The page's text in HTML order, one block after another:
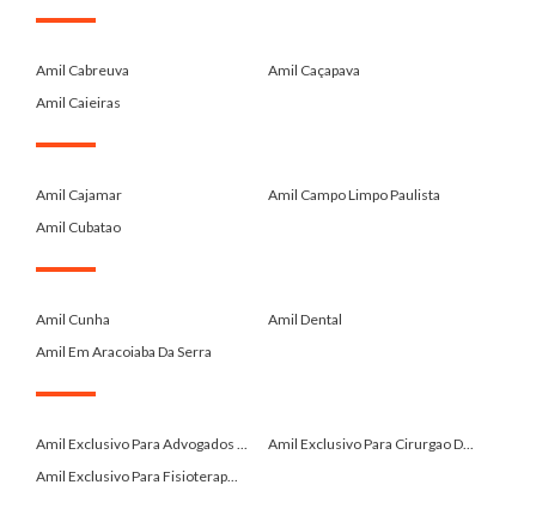
Amil Cabreuva
Amil Caçapava
Amil Caieiras
Amil Cajamar
Amil Campo Limpo Paulista
Amil Cubatao
Amil Cunha
Amil Dental
Amil Em Aracoiaba Da Serra
Amil Exclusivo Para Advogados ...
Amil Exclusivo Para Cirurgao D...
Amil Exclusivo Para Fisioterap...